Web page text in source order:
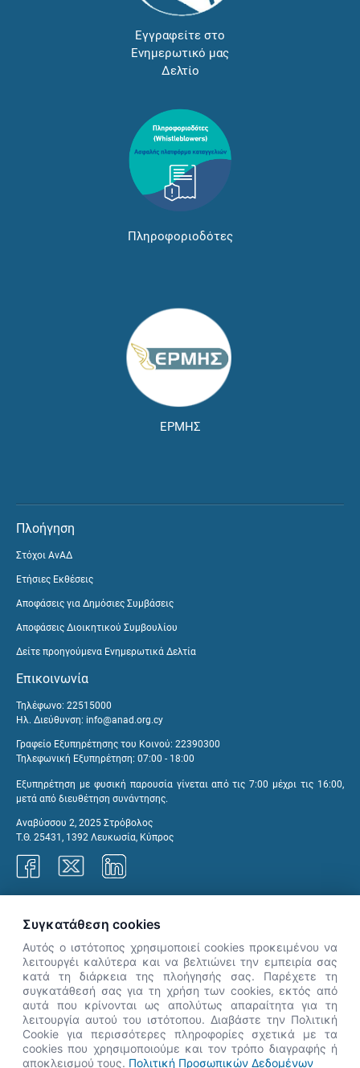
Εγγραφείτε στο
Ενημερωτικό μας
Δελτίο
Πληροφοριοδότες
ΕΡΜΗΣ
Πλοήγηση
Στόχοι ΑνΑΔ
Ετήσιες Εκθέσεις
Αποφάσεις για Δημόσιες Συμβάσεις
Αποφάσεις Διοικητικού Συμβουλίου
Δείτε προηγούμενα Ενημερωτικά Δελτία
Επικοινωνία
Τηλέφωνο: 22515000
Ηλ. Διεύθυνση: info@anad.org.cy
Γραφείο Εξυπηρέτησης του Κοινού: 22390300
Τηλεφωνική Εξυπηρέτηση: 07:00 - 18:00
Εξυπηρέτηση με φυσική παρουσία γίνεται από τις 7:00 μέχρι τις 16:00,
μετά από διευθέτηση συνάντησης.
Αναβύσσου 2, 2025 Στρόβολος
Τ.Θ. 25431, 1392 Λευκωσία, Κύπρος
👋 Καλώς ήρθες! Είμαι η Νόησις.
Πες μου πώς μπορώ να σε βοηθήσω
σήμερα.
Συγκατάθεση cookies
Αυτός ο ιστότοπος χρησιμοποιεί cookies προκειμένου να
λειτουργέι καλύτερα και να βελτιώνει την εμπειρία σας
κατά τη διάρκεια της πλοήγησής σας. Παρέχετε τη
συγκατάθεσή σας για τη χρήση των cookies, εκτός από
αυτά που κρίνονται ως απολύτως απαραίτητα για τη
λειτουργία αυτού του ιστότοπου. Διαβάστε την Πολιτική
Cookie για περισσότερες πληροφορίες σχετικά με τα
cookies που χρησιμοποιούμε και τον τρόπο διαγραφής ή
αποκλεισμού τους. Πολιτική Προσωπικών Δεδομένων